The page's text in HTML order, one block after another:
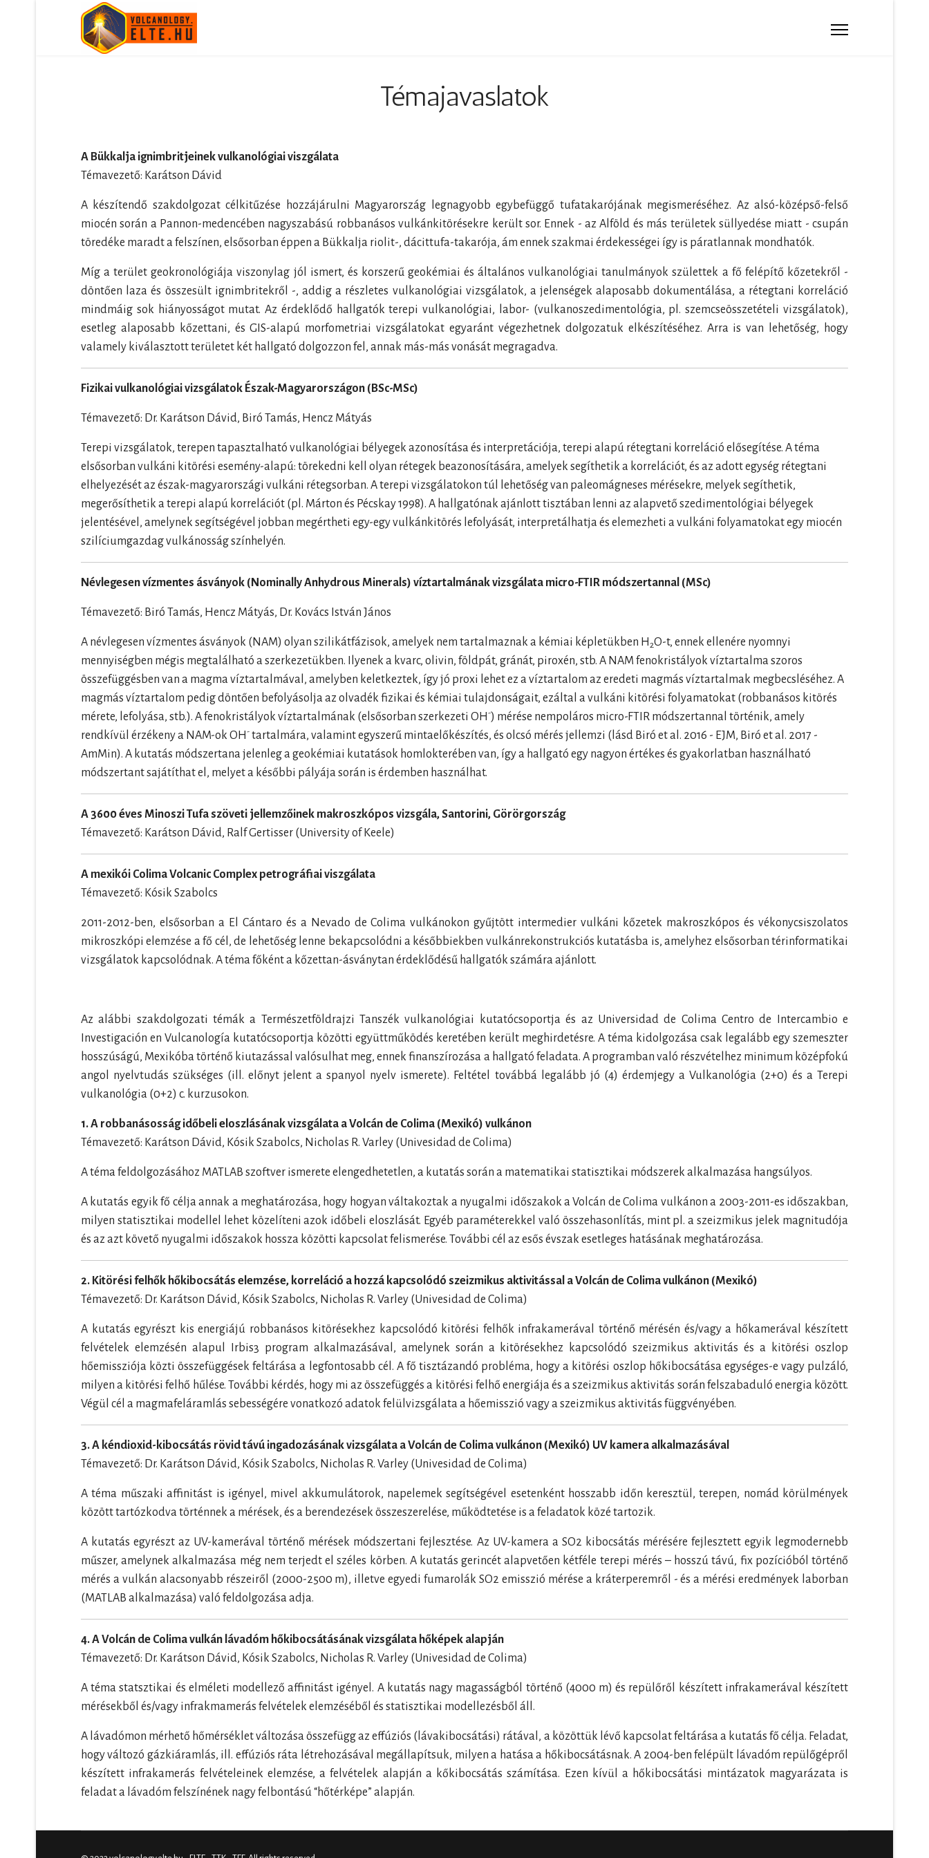
Bemutatkozás
Média
Vulkáni aktivitás
Témajavaslatok
A Bükkalja ignimbritjeinek vulkanológiai viszgálata
Témavezető: Karátson Dávid
A készítendő szakdolgozat célkitűzése hozzájárulni Magyarország legnagyobb egybefüggő tufatakarójának megismeréséhez. Az alsó-középső-felső
miocén során a Pannon-medencében nagyszabású robbanásos vulkánkitörésekre került sor. Ennek - az Alföld és más területek süllyedése miatt - csupán
töredéke maradt a felszínen, elsősorban éppen a Bükkalja riolit-, dácittufa-takarója, ám ennek szakmai érdekességei így is páratlannak mondhatók.
Míg a terület geokronológiája viszonylag jól ismert, és korszerű geokémiai és általános vulkanológiai tanulmányok születtek a fő felépítő kőzetekről -
döntően laza és összesült ignimbritekről -, addig a részletes vulkanológiai vizsgálatok, a jelenségek alaposabb dokumentálása, a rétegtani korreláció
mindmáig sok hiányosságot mutat. Az érdeklődő hallgatók terepi vulkanológiai, labor- (vulkanoszedimentológia, pl. szemcseösszetételi vizsgálatok),
esetleg alaposabb kőzettani, és GIS-alapú morfometriai vizsgálatokat egyaránt végezhetnek dolgozatuk elkészítéséhez. Arra is van lehetőség, hogy
valamely kiválasztott területet két hallgató dolgozzon fel, annak más-más vonását megragadva.
Fizikai vulkanológiai vizsgálatok Észak-Magyarországon (BSc-MSc)
Témavezető: Dr. Karátson Dávid, Biró Tamás, Hencz Mátyás
Terepi vizsgálatok, terepen tapasztalható vulkanológiai bélyegek azonosítása és interpretációja, terepi alapú rétegtani korreláció elősegítése. A téma
elsősorban vulkáni kitörési esemény-alapú: törekedni kell olyan rétegek beazonosítására, amelyek segíthetik a korrelációt, és az adott egység rétegtani
elhelyezését az észak-magyarországi vulkáni rétegsorban. A terepi vizsgálatokon túl lehetőség van paleomágneses mérésekre, melyek segíthetik,
megerősíthetik a terepi alapú korrelációt (pl. Márton és Pécskay 1998). A hallgatónak ajánlott tisztában lenni az alapvető szedimentológiai bélyegek
jelentésével, amelynek segítségével jobban megértheti egy-egy vulkánkitörés lefolyását, interpretálhatja és elemezheti a vulkáni folyamatokat egy miocén
szilíciumgazdag vulkánosság színhelyén.
Névlegesen vízmentes ásványok (Nominally Anhydrous Minerals) víztartalmának vizsgálata micro-FTIR módszertannal (MSc)
Témavezető: Biró Tamás, Hencz Mátyás, Dr. Kovács István János
A névlegesen vízmentes ásványok (NAM) olyan szilikátfázisok, amelyek nem tartalmaznak a kémiai képletükben H 2O-t, ennek ellenére nyomnyi
mennyiségben mégis megtalálható a szerkezetükben. Ilyenek a kvarc, olivin, földpát, gránát, piroxén, stb. A NAM fenokristályok víztartalma szoros
összefüggésben van a magma víztartalmával, amelyben keletkeztek, így jó proxi lehet ez a víztartalom az eredeti magmás víztartalmak megbecsléséhez. A
magmás víztartalom pedig döntően befolyásolja az olvadék fizikai és kémiai tulajdonságait, ezáltal a vulkáni kitörési folyamatokat (robbanásos kitörés
mérete, lefolyása, stb.). A fenokristályok víztartalmának (elsősorban szerkezeti OH -) mérése nempoláros micro-FTIR módszertannal történik, amely
rendkívül érzékeny a NAM-ok OH - tartalmára, valamint egyszerű mintaelőkészítés, és olcsó mérés jellemzi (lásd Biró et al. 2016 - EJM, Biró et al. 2017 -
AmMin). A kutatás módszertana jelenleg a geokémiai kutatások homlokterében van, így a hallgató egy nagyon értékes és gyakorlatban használható
módszertant sajátíthat el, melyet a későbbi pályája során is érdemben használhat.
A 3600 éves Minoszi Tufa szöveti jellemzőinek makroszkópos vizsgála, Santorini, Görörgország
Témavezető: Karátson Dávid, Ralf Gertisser (University of Keele)
A mexikói Colima Volcanic Complex petrográfiai viszgálata
Témavezető: Kósik Szabolcs
2011-2012-ben, elsősorban a El Cántaro és a Nevado de Colima vulkánokon gyűjtött intermedier vulkáni kőzetek makroszkópos és vékonycsiszolatos
mikroszkópi elemzése a fő cél, de lehetőség lenne bekapcsolódni a későbbiekben vulkánrekonstrukciós kutatásba is, amelyhez elsősorban térinformatikai
vizsgálatok kapcsolódnak. A téma főként a kőzettan-ásványtan érdeklődésű hallgatók számára ajánlott.
Az alábbi szakdolgozati témák a Természetföldrajzi Tanszék vulkanológiai kutatócsoportja és az Universidad de Colima Centro de Intercambio e
Investigación en Vulcanología kutatócsoportja közötti együttműködés keretében került meghirdetésre. A téma kidolgozása csak legalább egy szemeszter
hosszúságú, Mexikóba történő kiutazással valósulhat meg, ennek finanszírozása a hallgató feladata. A programban való részvételhez minimum középfokú
angol nyelvtudás szükséges (ill. előnyt jelent a spanyol nyelv ismerete). Feltétel továbbá legalább jó (4) érdemjegy a Vulkanológia (2+0) és a Terepi
vulkanológia (0+2) c. kurzusokon.
1. A robbanásosság időbeli eloszlásának vizsgálata a Volcán de Colima (Mexikó) vulkánon
Témavezető: Karátson Dávid, Kósik Szabolcs, Nicholas R. Varley (Univesidad de Colima)
A téma feldolgozásához MATLAB szoftver ismerete elengedhetetlen, a kutatás során a matematikai statisztikai módszerek alkalmazása hangsúlyos.
A kutatás egyik fő célja annak a meghatározása, hogy hogyan váltakoztak a nyugalmi időszakok a Volcán de Colima vulkánon a 2003-2011-es időszakban,
milyen statisztikai modellel lehet közelíteni azok időbeli eloszlását. Egyéb paraméterekkel való összehasonlítás, mint pl. a szeizmikus jelek magnitudója
és az azt követő nyugalmi időszakok hossza közötti kapcsolat felismerése. További cél az esős évszak esetleges hatásának meghatározása.
2. Kitörési felhők hőkibocsátás elemzése, korreláció a hozzá kapcsolódó szeizmikus aktivitással a Volcán de Colima vulkánon (Mexikó)
Témavezető: Dr. Karátson Dávid, Kósik Szabolcs, Nicholas R. Varley (Univesidad de Colima)
A kutatás egyrészt kis energiájú robbanásos kitörésekhez kapcsolódó kitörési felhők infrakamerával történő mérésén és/vagy a hőkamerával készített
felvételek elemzésén alapul Irbis3 program alkalmazásával, amelynek során a kitörésekhez kapcsolódó szeizmikus aktivitás és a kitörési oszlop
hőemissziója közti összefüggések feltárása a legfontosabb cél. A fő tisztázandó probléma, hogy a kitörési oszlop hőkibocsátása egységes-e vagy pulzáló,
milyen a kitörési felhő hűlése. További kérdés, hogy mi az összefüggés a kitörési felhő energiája és a szeizmikus aktivitás során felszabaduló energia között.
Végül cél a magmafeláramlás sebességére vonatkozó adatok felülvizsgálata a hőemisszió vagy a szeizmikus aktivitás függvényében.
3. A kéndioxid-kibocsátás rövid távú ingadozásának vizsgálata a Volcán de Colima vulkánon (Mexikó) UV kamera alkalmazásával
Témavezető: Dr. Karátson Dávid, Kósik Szabolcs, Nicholas R. Varley (Univesidad de Colima)
A téma műszaki affinitást is igényel, mivel akkumulátorok, napelemek segítségével esetenként hosszabb időn keresztül, terepen, nomád körülmények
között tartózkodva történnek a mérések, és a berendezések összeszerelése, működtetése is a feladatok közé tartozik.
A kutatás egyrészt az UV-kamerával történő mérések módszertani fejlesztése. Az UV-kamera a SO2 kibocsátás mérésére fejlesztett egyik legmodernebb
műszer, amelynek alkalmazása még nem terjedt el széles körben. A kutatás gerincét alapvetően kétféle terepi mérés – hosszú távú, fix pozícióból történő
mérés a vulkán alacsonyabb részeiről (2000-2500 m), illetve egyedi fumarolák SO2 emisszió mérése a kráterperemről - és a mérési eredmények laborban
(MATLAB alkalmazása) való feldolgozása adja.
4. A Volcán de Colima vulkán lávadóm hőkibocsátásának vizsgálata hőképek alapján
Témavezető: Dr. Karátson Dávid, Kósik Szabolcs, Nicholas R. Varley (Univesidad de Colima)
A téma statsztikai és elméleti modellező affinitást igényel. A kutatás nagy magasságból történő (4000 m) és repülőről készített infrakamerával készített
mérésekből és/vagy infrakmamerás felvételek elemzéséből és statisztikai modellezésből áll.
A lávadómon mérhető hőmérséklet változása összefügg az effúziós (lávakibocsátási) rátával, a közöttük lévő kapcsolat feltárása a kutatás fő célja. Feladat,
hogy változó gázkiáramlás, ill. effúziós ráta létrehozásával megállapítsuk, milyen a hatása a hőkibocsátásnak. A 2004-ben felépült lávadóm repülőgépről
készített infrakamerás felvételeinek elemzése, a felvételek alapján a kőkibocsátás számítása. Ezen kívül a hőkibocsátási mintázatok magyarázata is
feladat a lávadóm felszínének nagy felbontású “hőtérképe” alapján.